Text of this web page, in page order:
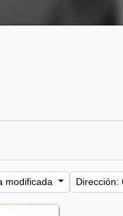
modificada Dirección: